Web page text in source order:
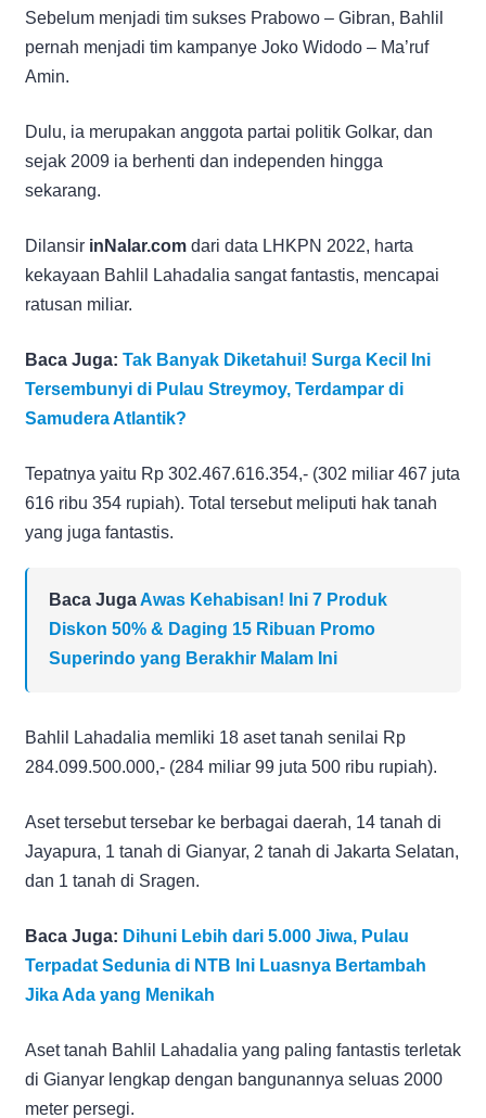
Sebelum menjadi tim sukses Prabowo – Gibran, Bahlil
pernah menjadi tim kampanye Joko Widodo – Ma’ruf
Amin.
Dulu, ia merupakan anggota partai politik Golkar, dan
sejak 2009 ia berhenti dan independen hingga
sekarang.
Dilansir inNalar.com dari data LHKPN 2022, harta
kekayaan Bahlil Lahadalia sangat fantastis, mencapai
ratusan miliar.
Baca Juga: Tak Banyak Diketahui! Surga Kecil Ini
Tersembunyi di Pulau Streymoy, Terdampar di
Samudera Atlantik?
Tepatnya yaitu Rp 302.467.616.354,- (302 miliar 467 juta
616 ribu 354 rupiah). Total tersebut meliputi hak tanah
yang juga fantastis.
Baca JugaAwas Kehabisan! Ini 7 Produk
Diskon 50% & Daging 15 Ribuan Promo
Superindo yang Berakhir Malam Ini
Bahlil Lahadalia memliki 18 aset tanah senilai Rp
284.099.500.000,- (284 miliar 99 juta 500 ribu rupiah).
Aset tersebut tersebar ke berbagai daerah, 14 tanah di
Jayapura, 1 tanah di Gianyar, 2 tanah di Jakarta Selatan,
dan 1 tanah di Sragen.
Baca Juga: Dihuni Lebih dari 5.000 Jiwa, Pulau
Terpadat Sedunia di NTB Ini Luasnya Bertambah
Jika Ada yang Menikah
Aset tanah Bahlil Lahadalia yang paling fantastis terletak
di Gianyar lengkap dengan bangunannya seluas 2000
meter persegi.